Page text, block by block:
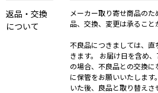
返品・交換
について
メーカー取り寄せ商品の
品、交換、変更は承ること
不良品につきましては、
きます。 お届け日を含め
の場合、不良品との交換
に保管をお願いいたしま
いた後、良品と取り替えさ